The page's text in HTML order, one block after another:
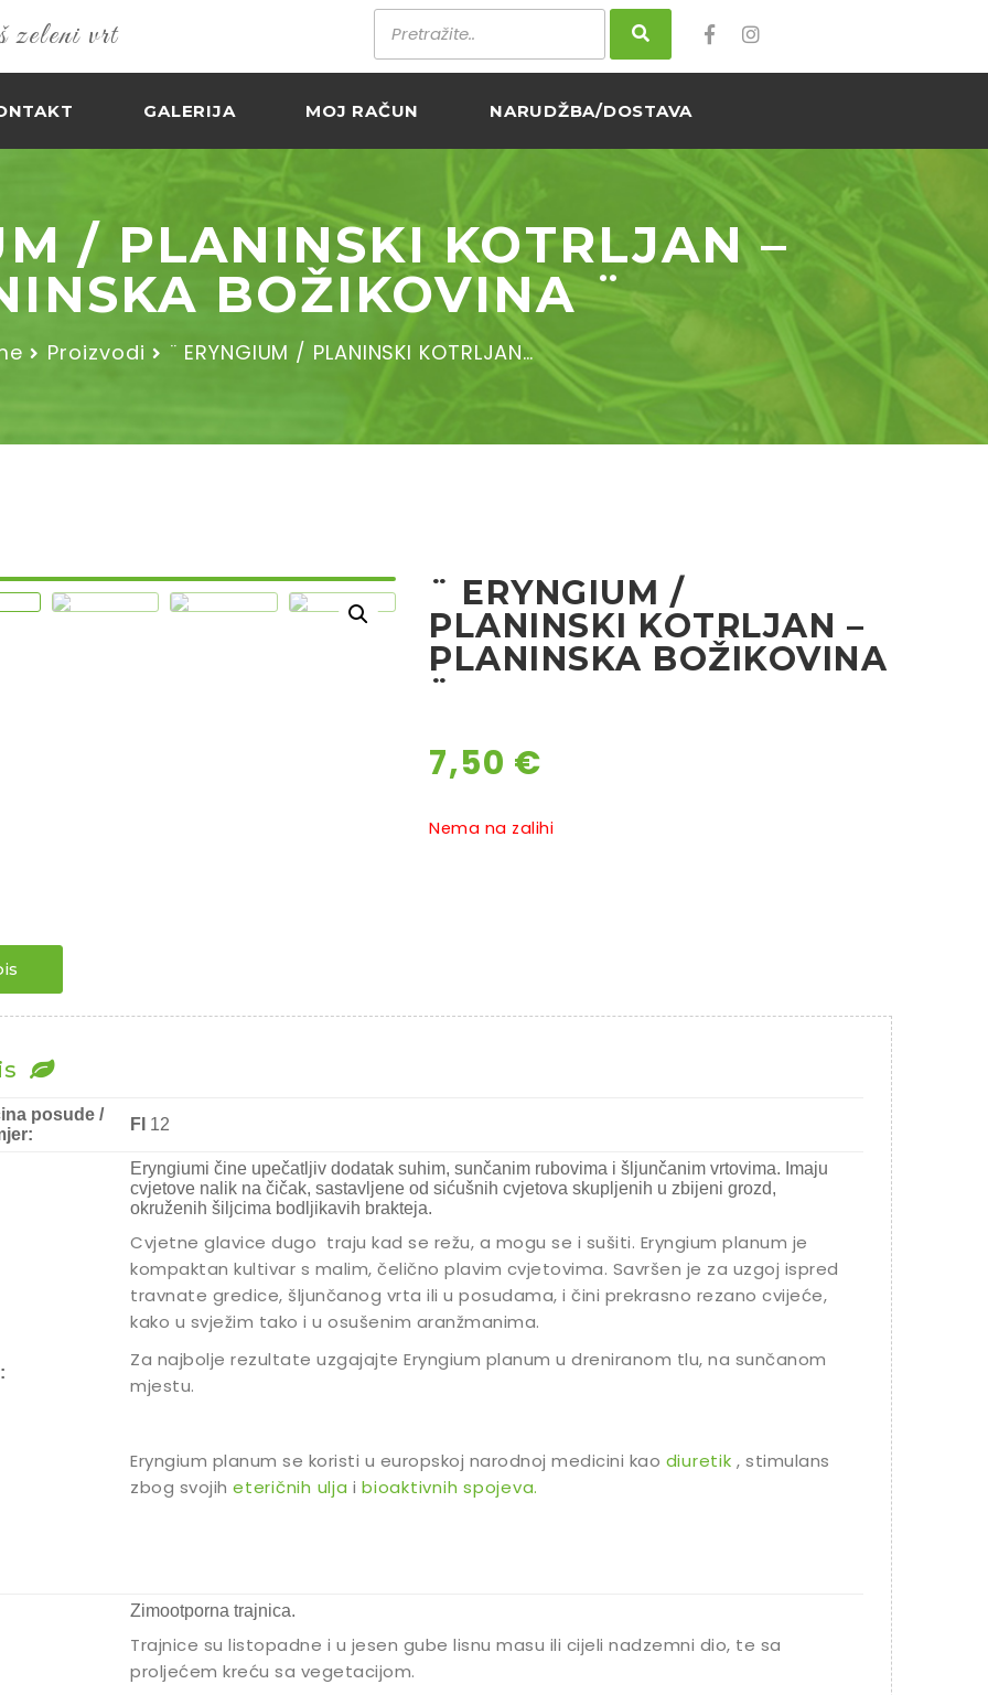
vrt
GALERIJA MOJ RAČUN NARUDŽBA/DOSTAVA
/ PLANINSKI KOTRLJAN –
BOŽIKOVINA ¨
Proizvodi ¨ ERYNGIUM / PLANINSKI KOTRLJAN…
¨ ERYNGIUM /
PLANINSKI KOTRLJAN –
PLANINSKA BOŽIKOVINA
¨
7,50 €
Nema na zalihi
posude /
FI 12
Eryngiumi čine upečatljiv dodatak suhim, sunčanim rubovima i šljunčanim vrtovima. Imaju
cvjetove nalik na čičak, sastavljene od sićušnih cvjetova skupljenih u zbijeni grozd,
okruženih šiljcima bodljikavih brakteja.
Cvjetne glavice dugo traju kad se režu, a mogu se i sušiti. Eryngium planum je
kompaktan kultivar s malim, čelično plavim cvjetovima. Savršen je za uzgoj ispred
travnate gredice, šljunčanog vrta ili u posudama, i čini prekrasno rezano cvijeće,
kako u svježim tako i u osušenim aranžmanima.
Za najbolje rezultate uzgajajte Eryngium planum u dreniranom tlu, na sunčanom
mjestu.
Eryngium planum se koristi u europskoj narodnoj medicini kao diuretik , stimulans
zbog svojih eteričnih ulja i bioaktivnih spojeva.
Zimootporna trajnica.
Trajnice su listopadne i u jesen gube lisnu masu ili cijeli nadzemni dio, te sa
proljećem kreću sa vegetacijom.